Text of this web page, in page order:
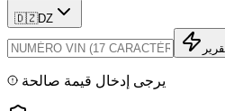
🇩🇿DZ
يرجى إدخال قيمة صالحة